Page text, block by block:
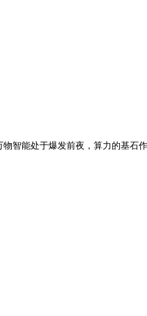
智能处于爆发前夜，算力的基石作